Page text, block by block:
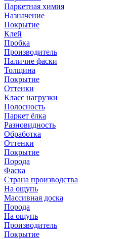
Паркетная химия
Назначение
Покрытие
Клей
Пробка
Производитель
Наличие фаски
Толщина
Покрытие
Оттенки
Класс нагрузки
Полосность
Паркет ёлка
Разновидность
Обработка
Оттенки
Покрытие
Порода
Фаска
Страна производства
На ощупь
Массивная доска
Порода
На ощупь
Производитель
Покрытие